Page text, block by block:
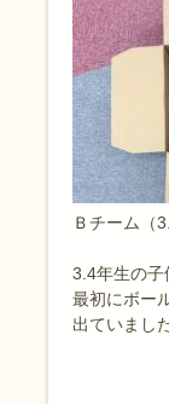
Ｂチーム（
3.4年生の子
最初にボー
出ていまし